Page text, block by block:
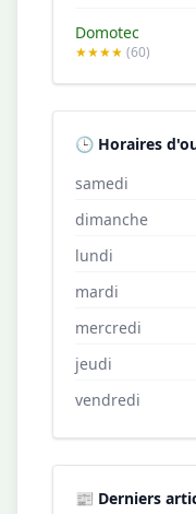
Domotec
★★★★ (60)
🕒 Horaires
samedi
dimanche
lundi
mardi
mercredi
jeudi
vendredi
📰 Derniers